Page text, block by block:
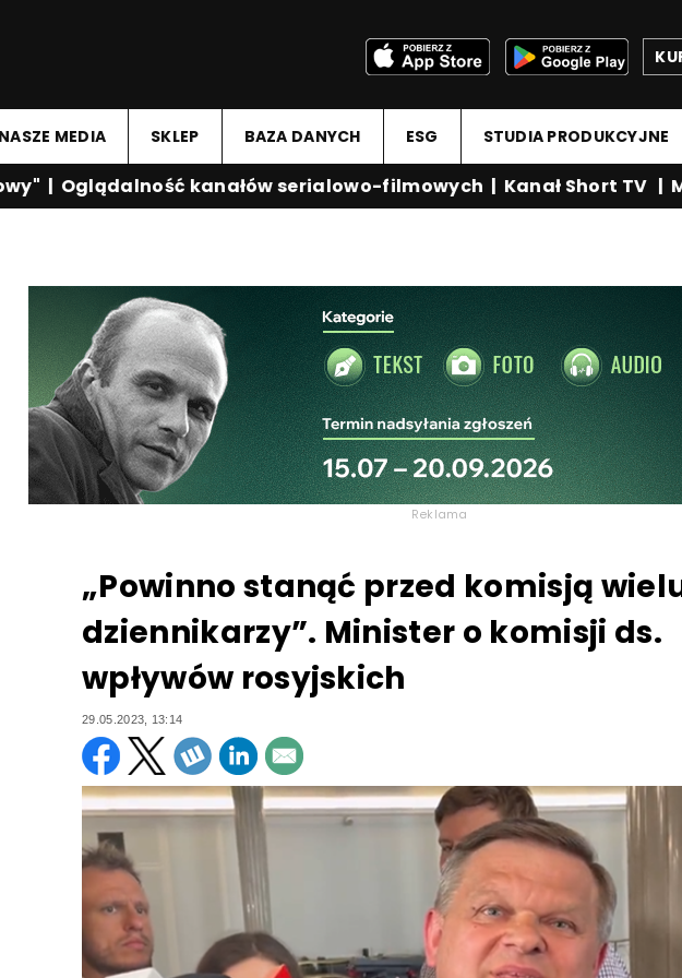
NASZE MEDIA SKLEP BAZA DANYCH ESG STUDIA PRODUKCYJNE
|Oglądalność kanałów serialowo-filmowych|Kanał Short TV |
Reklama
„Powinno stanąć przed komisją
dziennikarzy”. Minister o komisji ds.
wpływów rosyjskich
29.05.2023, 13:14